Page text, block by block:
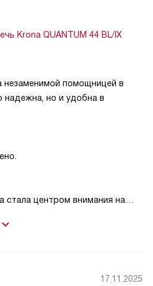
Krona QUANTUM 44 BL/IX
незаменимой помощницей в
надежна, но и удобна в
стала центром внимания на
на отлично. Я в восторге от
понятны. Дисплей
информацию, а подсветка
17.11.2025